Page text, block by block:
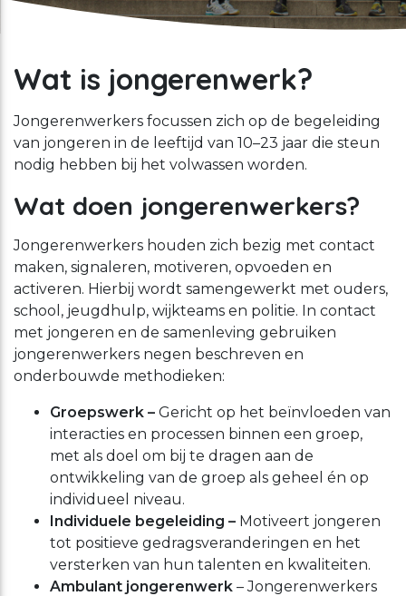
Wat is jongerenwerk?
Jongerenwerkers focussen zich op de begeleiding
van jongeren in de leeftijd van 10–23 jaar die steun
nodig hebben bij het volwassen worden.
Wat doen jongerenwerkers?
Jongerenwerkers houden zich bezig met contact
maken, signaleren, motiveren, opvoeden en
activeren. Hierbij wordt samengewerkt met ouders,
school, jeugdhulp, wijkteams en politie. In contact
met jongeren en de samenleving gebruiken
jongerenwerkers negen beschreven en
onderbouwde methodieken:
Groepswerk – Gericht op het beïnvloeden van
interacties en processen binnen een groep,
met als doel om bij te dragen aan de
ontwikkeling van de groep als geheel én op
individueel niveau.
Individuele begeleiding – Motiveert jongeren
tot positieve gedragsveranderingen en het
versterken van hun talenten en kwaliteiten.
Ambulant jongerenwerk – Jongerenwerkers
Schuldhulpverlening
Maaltijd service
Vrijwilligerswerk
onderliggende navigatie items
onderliggende navigatie items
Stage lopen bij CMWW